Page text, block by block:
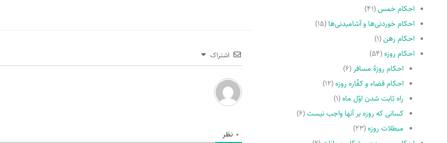
احکام خمس(۴۱)
احکام خوردنی‌ها و آشامیدنی‌ها(۱۵)
احکام رهن(۱)
احکام روزه(۵۴)
احکام روزۀ مسافر (۶)
احکام قضاء و کفّاره روزه(۱۲)
راه ثابت شدن اوّل ماه(۱)
کسانى که روزه بر آنها واجب نیست(۶)
مبطلات روزه(۲۳)
اشتراک
0 نظر